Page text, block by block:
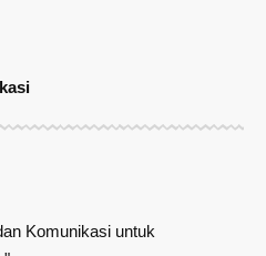
Komunikasi untuk